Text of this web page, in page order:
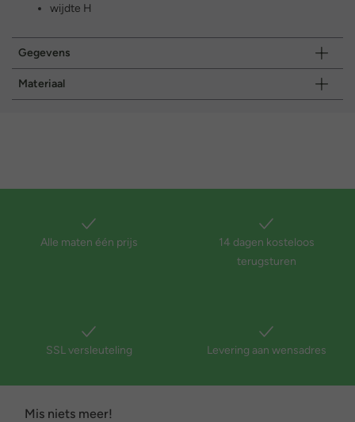
wijdte H
Gegevens
Materiaal
Alle maten één prijs
14 dagen kosteloos
terugsturen
SSL versleuteling Levering aan wensadres
Mis niets meer!